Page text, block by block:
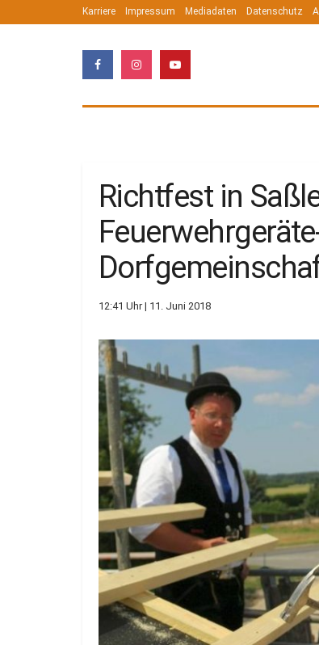
Karriere Impressum Mediadaten Datenschutz
Richtfest in
12:41 Uhr | 11. Juni 2018